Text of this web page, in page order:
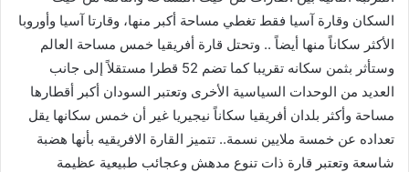
السكان وقارة آسيا فقط تغطي مساحة أكبر منها، وقارتا آسيا وأوروبا
الأكثر سكاناً منها أيضاً .. وتحتل قارة أفريقيا خمس مساحة العالم
وستأثر بثمن سكانه تقريبا كما تضم 52 قطرا مستقلاً إلى جانب
العديد من الوحدات السياسية الأخرى وتعتبر السودان أكبر أقطارها
مساحة وأكثر بلدان أفريقيا سكاناً نيجيريا غير أن خمس سكانها يقل
تعداده عن خمسة ملايين نسمة.. تتميز القارة الافريقيه بأنها هضبة
شاسعة وتعتبر قارة ذات تنوع مدهش وعجائب طبيعية عظيمة